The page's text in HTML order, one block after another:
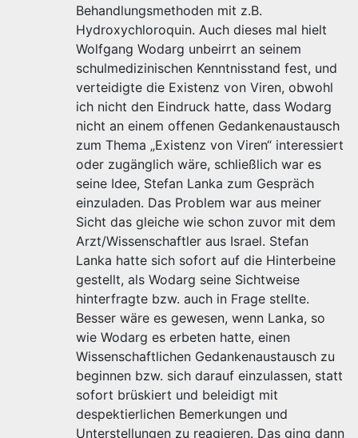
Behandlungsmethoden mit z.B.
Hydroxychloroquin. Auch dieses mal hielt
Wolfgang Wodarg unbeirrt an seinem
schulmedizinischen Kenntnisstand fest, und
verteidigte die Existenz von Viren, obwohl
ich nicht den Eindruck hatte, dass Wodarg
nicht an einem offenen Gedankenaustausch
zum Thema „Existenz von Viren“ interessiert
oder zugänglich wäre, schließlich war es
seine Idee, Stefan Lanka zum Gespräch
einzuladen. Das Problem war aus meiner
Sicht das gleiche wie schon zuvor mit dem
Arzt/Wissenschaftler aus Israel. Stefan
Lanka hatte sich sofort auf die Hinterbeine
gestellt, als Wodarg seine Sichtweise
hinterfragte bzw. auch in Frage stellte.
Besser wäre es gewesen, wenn Lanka, so
wie Wodarg es erbeten hatte, einen
Wissenschaftlichen Gedankenaustausch zu
beginnen bzw. sich darauf einzulassen, statt
sofort brüskiert und beleidigt mit
despektierlichen Bemerkungen und
Unterstellungen zu reagieren. Das ging dann